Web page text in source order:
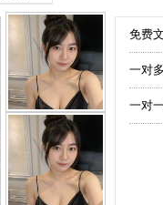
免费
一对
一对